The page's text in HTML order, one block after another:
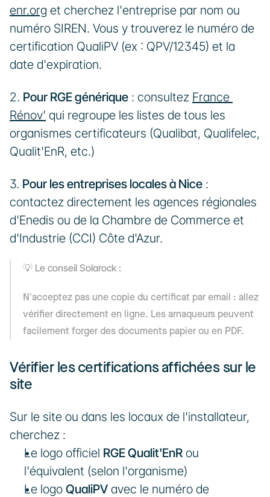
enr.org et cherchez l'entreprise par nom ou
numéro SIREN. Vous y trouverez le numéro de
certification QualiPV (ex : QPV/12345) et la
date d'expiration.
2. Pour RGE générique : consultez France
Rénov' qui regroupe les listes de tous les
organismes certificateurs (Qualibat, Qualifelec,
Qualit'EnR, etc.)
3. Pour les entreprises locales à Nice :
contactez directement les agences régionales
d'Enedis ou de la Chambre de Commerce et
d'Industrie (CCI) Côte d'Azur.
💡 Le conseil Solarock :
N'acceptez pas une copie du certificat par email : allez
vérifier directement en ligne. Les arnaqueurs peuvent
facilement forger des documents papier ou en PDF.
Vérifier les certifications affichées sur le
site
Sur le site ou dans les locaux de l'installateur,
cherchez :
Le logo officiel RGE Qualit'EnR ou
l'équivalent (selon l'organisme)
Le logo QualiPV avec le numéro de